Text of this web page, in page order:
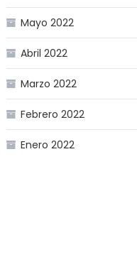
Mayo 2022
Abril 2022
Marzo 2022
Febrero 2022
Enero 2022